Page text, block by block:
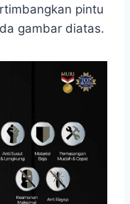
pintu
gambar diatas.